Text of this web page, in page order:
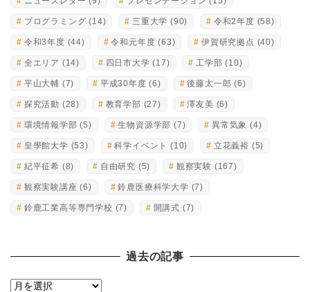
プログラミング (14) 三重大学 (90) 令和2年度 (58)
令和3年度 (44) 令和元年度 (63) 伊賀研究拠点 (40)
全エリア (14) 四日市大学 (17) 工学部 (10)
平山大輔 (7) 平成30年度 (6) 後藤太一郎 (6)
探究活動 (28) 教育学部 (27) 澤友美 (6)
環境情報学部 (5) 生物資源学部 (7) 異常気象 (4)
皇學館大学 (53) 科学イベント (10) 立花義裕 (5)
紀平征希 (8) 自由研究 (5) 観察実験 (167)
観察実験講座 (6) 鈴鹿医療科学大学 (7)
鈴鹿工業高等専門学校 (7) 開講式 (7)
過去の記事
過